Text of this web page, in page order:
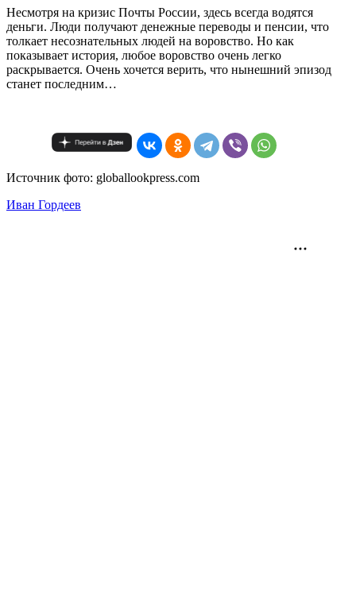
Несмотря на кризис Почты России, здесь всегда водятся
деньги. Люди получают денежные переводы и пенсии, что
толкает несознательных людей на воровство. Но как
показывает история, любое воровство очень легко
раскрывается. Очень хочется верить, что нынешний эпизод
станет последним…
Источник фото: globallookpress.com
Иван Гордеев